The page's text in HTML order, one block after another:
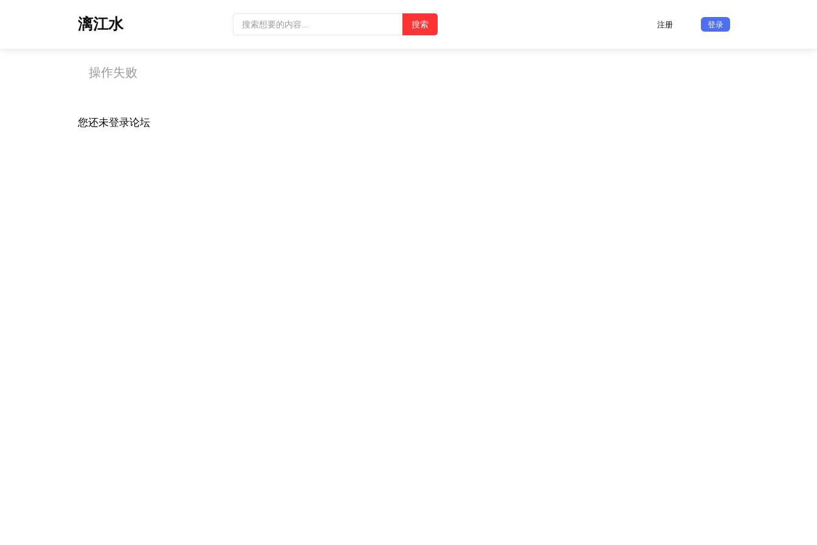
漓江水 注册 登录
操作失败
您还未登录论坛